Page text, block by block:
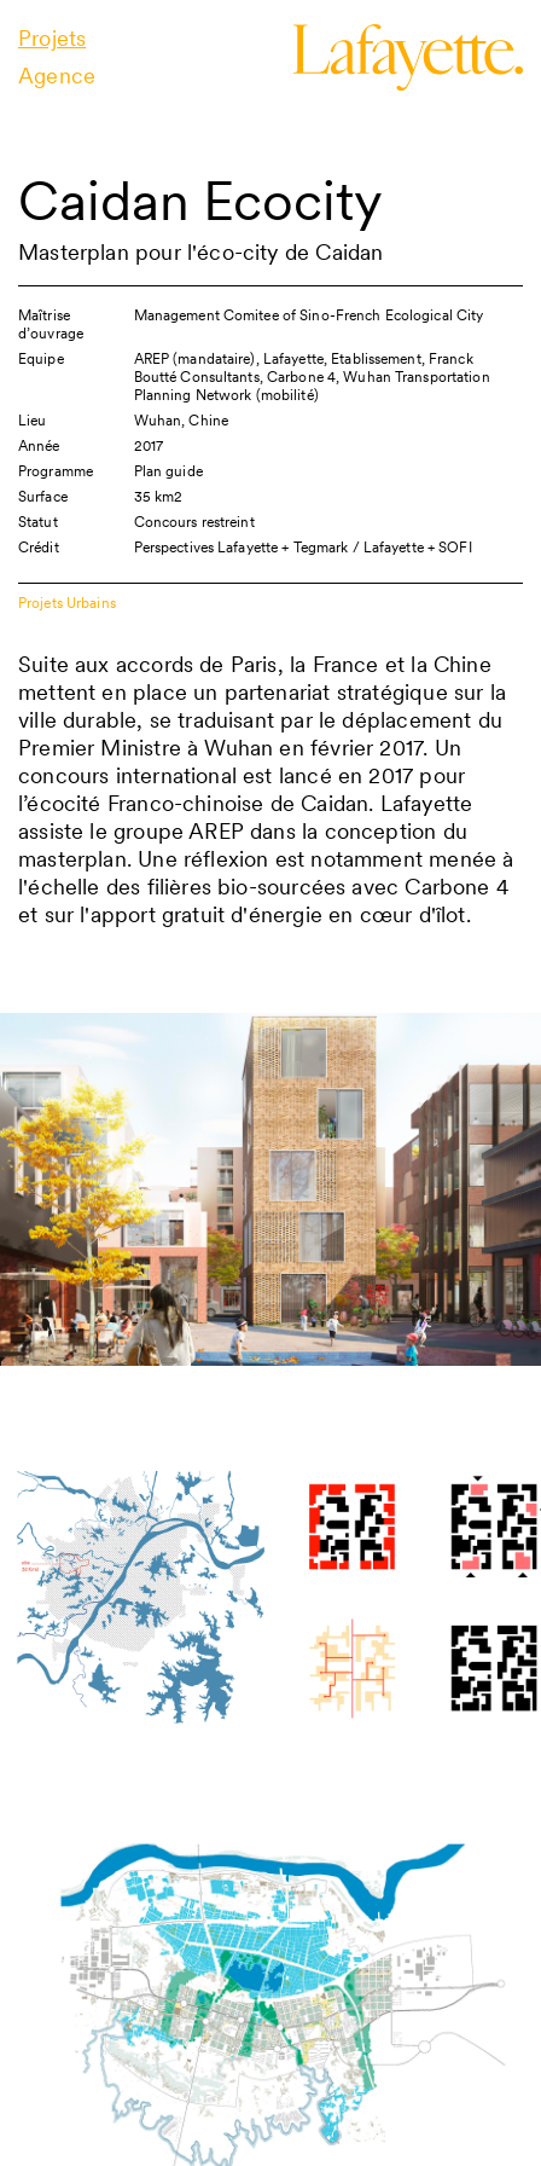
Projets
Agence
Caidan Ecocity
Masterplan pour l'éco-city de Caidan
Maîtrise
d’ouvrage
Management Comitee of Sino-French Ecological City
Equipe
AREP (mandataire), Lafayette, Etablissement, Franck
Boutté Consultants, Carbone 4, Wuhan Transportation
Planning Network (mobilité)
Lieu
Wuhan, Chine
Année
2017
Programme
Plan guide
Surface
35 km2
Statut
Concours restreint
Crédit
Perspectives Lafayette + Tegmark / Lafayette + SOFI
Projets Urbains
Suite aux accords de Paris, la France et la Chine
mettent en place un partenariat stratégique sur la
ville durable, se traduisant par le déplacement du
Premier Ministre à Wuhan en février 2017. Un
concours international est lancé en 2017 pour
l’écocité Franco-chinoise de Caidan. Lafayette
assiste le groupe AREP dans la conception du
masterplan. Une réflexion est notamment menée à
l'échelle des filières bio-sourcées avec Carbone 4
et sur l'apport gratuit d'énergie en cœur d'îlot.